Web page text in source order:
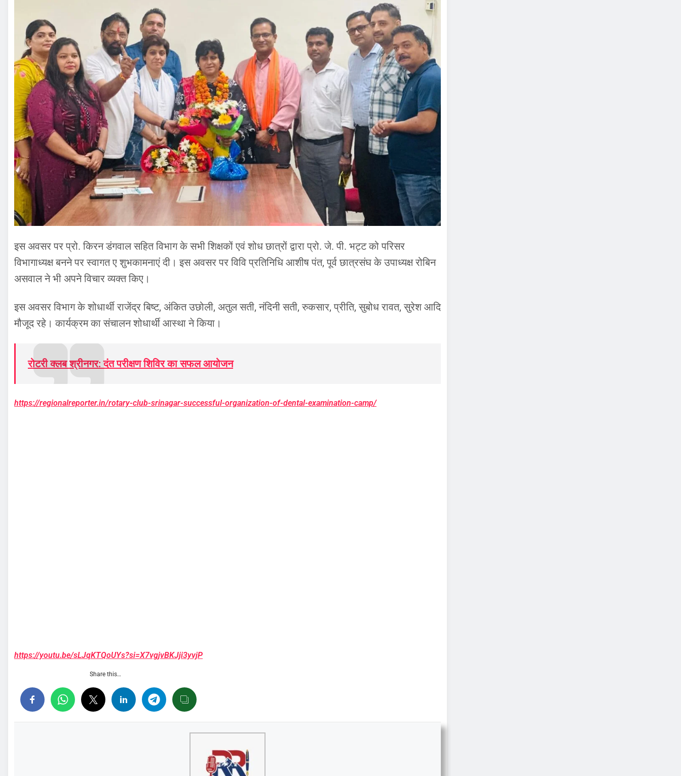
इस अवसर पर प्रो. किरन डंगवाल सहित विभाग के सभी शिक्षकों एवं शोध छात्रों द्वारा प्रो. जे. पी. भट्ट को परिसर
विभागाध्यक्ष बनने पर स्वागत ए शुभकामनाएं दी। इस अवसर पर विवि प्रतिनिधि आशीष पंत, पूर्व छात्रसंघ के उपाध्यक्ष रोबिन
असवाल ने भी अपने विचार व्यक्त किए।
इस अवसर विभाग के शोधार्थी राजेंद्र बिष्ट, अंकित उछोली, अतुल सती, नंदिनी सती, रुकसार, प्रीति, सुबोध रावत, सुरेश आदि
मौजूद रहे। कार्यक्रम का संचालन शोधार्थी आस्था ने किया।
रोटरी क्लब श्रीनगर: दंत परीक्षण शिविर का सफल आयोजन
https://regionalreporter.in/rotary-club-srinagar-successful-organization-of-dental-examination-camp/
https://youtu.be/sLJqKTQoUYs?si=X7vgjvBKJji3yvjP
Share this…